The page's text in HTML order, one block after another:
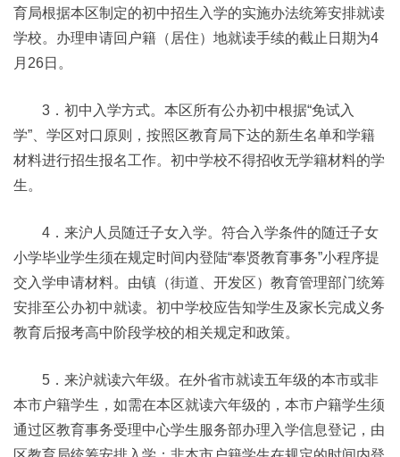
育局根据本区制定的初中招生入学的实施办法统筹安排就读
学校。办理申请回户籍（居住）地就读手续的截止日期为4
月26日。
3．初中入学方式。本区所有公办初中根据“免试入
学”、学区对口原则，按照区教育局下达的新生名单和学籍
材料进行招生报名工作。初中学校不得招收无学籍材料的学
生。
4．来沪人员随迁子女入学。符合入学条件的随迁子女
小学毕业学生须在规定时间内登陆“奉贤教育事务”小程序提
交入学申请材料。由镇（街道、开发区）教育管理部门统筹
安排至公办初中就读。初中学校应告知学生及家长完成义务
教育后报考高中阶段学校的相关规定和政策。
5．来沪就读六年级。在外省市就读五年级的本市或非
本市户籍学生，如需在本区就读六年级的，本市户籍学生须
通过区教育事务受理中心学生服务部办理入学信息登记，由